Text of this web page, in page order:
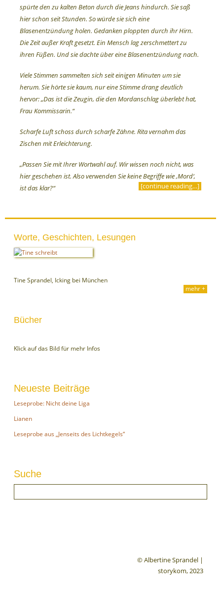
spürte den zu kalten Beton durch die Jeans hindurch. Sie saß
hier schon seit Stunden. So würde sie sich eine
Blasenentzündung holen. Gedanken ploppten durch ihr Hirn.
Die Zeit außer Kraft gesetzt. Ein Mensch lag zerschmettert zu
ihren Füßen. Und sie dachte über eine Blasenentzündung nach.
Viele Stimmen sammelten sich seit einigen Minuten um sie
herum. Sie hörte sie kaum, nur eine Stimme drang deutlich
hervor: „Das ist die Zeugin, die den Mordanschlag überlebt hat,
Frau Kommissarin.“
Scharfe Luft schoss durch scharfe Zähne. Rita vernahm das
Zischen mit Erleichterung.
„Passen Sie mit Ihrer Wortwahl auf. Wir wissen noch nicht, was
hier geschehen ist. Also verwenden Sie keine Begriffe wie ‚Mord‘,
ist das klar?“
[continue reading…]
Worte, Geschichten, Lesungen
Tine Sprandel, Icking bei München
mehr +
Bücher
Klick auf das Bild für mehr Infos
Neueste Beiträge
Leseprobe: Nicht deine Liga
Lianen
Leseprobe aus „Jenseits des Lichtkegels“
Suche
© Albertine Sprandel |
storykom, 2023